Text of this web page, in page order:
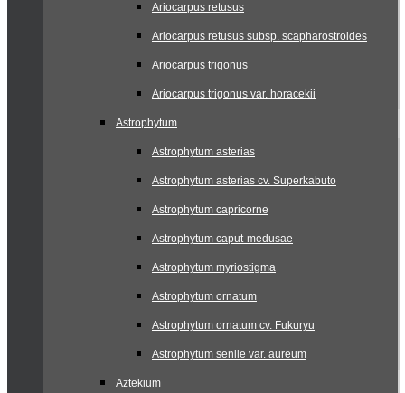
Ariocarpus retusus
Ariocarpus retusus subsp. scapharostroides
Ariocarpus trigonus
Ariocarpus trigonus var. horacekii
Astrophytum
Astrophytum asterias
Astrophytum asterias cv. Superkabuto
Astrophytum capricorne
Astrophytum caput-medusae
Astrophytum myriostigma
Astrophytum ornatum
Astrophytum ornatum cv. Fukuryu
Astrophytum senile var. aureum
Aztekium